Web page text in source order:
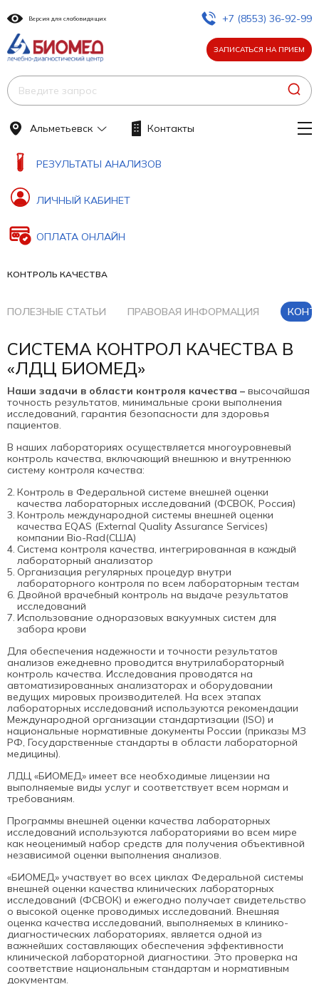
Версия для слабовидящих +7 (8553) 36-92-99
ЗАПИСАТЬСЯ НА ПРИЕМ
РЕЗУЛЬТАТЫ АНАЛИЗОВ
ЛИЧНЫЙ КАБИНЕТ
ОПЛАТА ОНЛАЙН
Альметьевск Контакты
КОНТРОЛЬ КАЧЕСТВА
ПОЛЕЗНЫЕ СТАТЬИ ПРАВОВАЯ ИНФОРМАЦИЯ
СИСТЕМА КОНТРОЛ КАЧЕСТВА В
«ЛДЦ БИОМЕД»
Наши задачи в области контроля качества – высочайшая
точность результатов, минимальные сроки выполнения
исследований, гарантия безопасности для здоровья
пациентов.
В наших лабораториях осуществляется многоуровневый
контроль качества, включающий внешнюю и внутреннюю
систему контроля качества:
Контроль в Федеральной системе внешней оценки
качества лабораторных исследований (ФСВОК, Россия)
Контроль международной системы внешней оценки
качества EQAS (External Quality Assurance Services)
компании Bio-Rad(США)
Система контроля качества, интегрированная в каждый
лабораторный анализатор
Организация регулярных процедур внутри
лабораторного контроля по всем лабораторным тестам
Двойной врачебный контроль на выдаче результатов
исследований
Использование одноразовых вакуумных систем для
забора крови
Для обеспечения надежности и точности результатов
анализов ежедневно проводится внутрилабораторный
контроль качества. Исследования проводятся на
автоматизированных анализаторах и оборудовании
ведущих мировых производителей. На всех этапах
лабораторных исследований используются рекомендации
Международной организации стандартизации (ISO) и
национальные нормативные документы России (приказы МЗ
РФ, Государственные стандарты в области лабораторной
медицины).
ЛДЦ «БИОМЕД» имеет все необходимые лицензии на
выполняемые виды услуг и соответствует всем нормам и
требованиям.
Программы внешней оценки качества лабораторных
исследований используются лабораториями во всем мире
как неоценимый набор средств для получения объективной
независимой оценки выполнения анализов.
«БИОМЕД» участвует во всех циклах Федеральной системы
внешней оценки качества клинических лабораторных
исследований (ФСВОК) и ежегодно получает свидетельство
о высокой оценке проводимых исследований. Внешняя
оценка качества исследований, выполняемых в клинико-
диагностических лабораториях, является одной из
важнейших составляющих обеспечения эффективности
клинической лабораторной диагностики. Это проверка на
соответствие национальным стандартам и нормативным
документам.